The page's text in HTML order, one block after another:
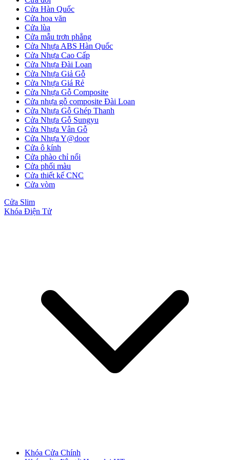
CỬA NHỰA
Cửa Nhựa Gỗ Composite
Cửa Hàn Quốc
Cửa hoa văn
Cửa lùa
Cửa mẫu trơn phẳng
Cửa Nhựa ABS Hàn Quốc
Cửa Nhựa Cao Cấp
Cửa Nhựa Đài Loan
Cửa Nhựa Giả Gỗ
Cửa Nhựa Giá Rẻ
Cửa Nhựa Gỗ Composite
Cửa nhựa gỗ composite Đài Loan
Cửa Nhựa Gỗ Ghép Thanh
Cửa Nhựa Gỗ Sungyu
Cửa Nhựa Vân Gỗ
Cửa Nhựa Y@door
Cửa ô kính
Cửa phào chỉ nổi
Cửa phối màu
Cửa thiết kế CNC
Cửa vòm
Cửa Slim
Khóa Điện Tử
Khóa Cửa Chính